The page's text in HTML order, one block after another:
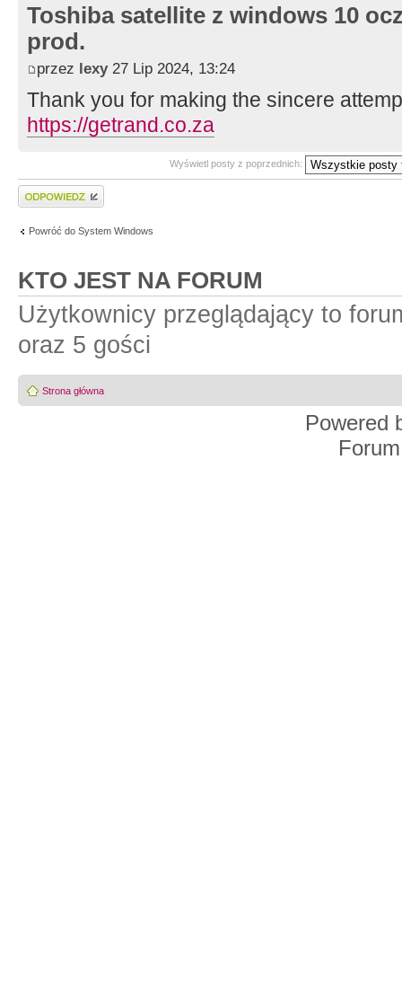
Toshiba satellite z windows 10
prod.
przez lexy27 Lip 2024, 13:24
Thank you for making the sincere
https://getrand.co.za
Wyświetl posty z poprzednich:
Wyślij odpowiedź
Powróć do System Windows
KTO JEST NA FORUM
Użytkownicy przeglądający to
oraz 5 gości
Strona główna
Powered